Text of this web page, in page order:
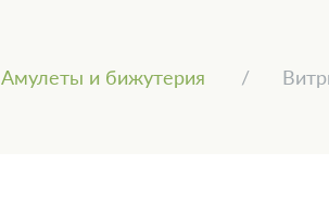
Амулеты и бижутерия